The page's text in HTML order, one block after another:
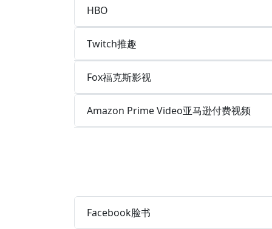
HBO
Twitch推趣
Fox福克斯影视
Amazon Prime Video亚马逊付费视频
Facebook脸书